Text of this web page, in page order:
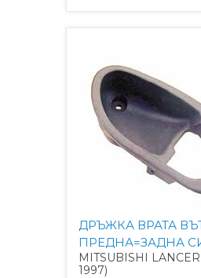
ДРЪЖКА ВРАТА
ПРЕДНА=ЗАДНА
MITSUBISHI LANCER
1997)